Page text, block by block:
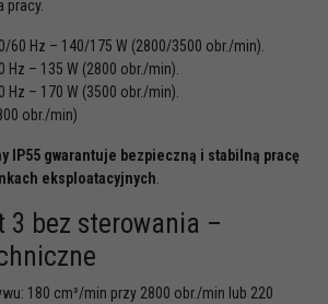
pracy.
60 Hz – 140/175 W (2800/3500 obr./min).
Hz – 135 W (2800 obr./min).
Hz – 170 W (3500 obr./min).
obr./min)
IP55 gwarantuje bezpieczną i stabilną pracę
eksploatacyjnych
3 bez sterowania –
180 cm³/min przy 2800 obr./min lub 220